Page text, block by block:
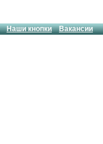
Наши кнопки Вакансии